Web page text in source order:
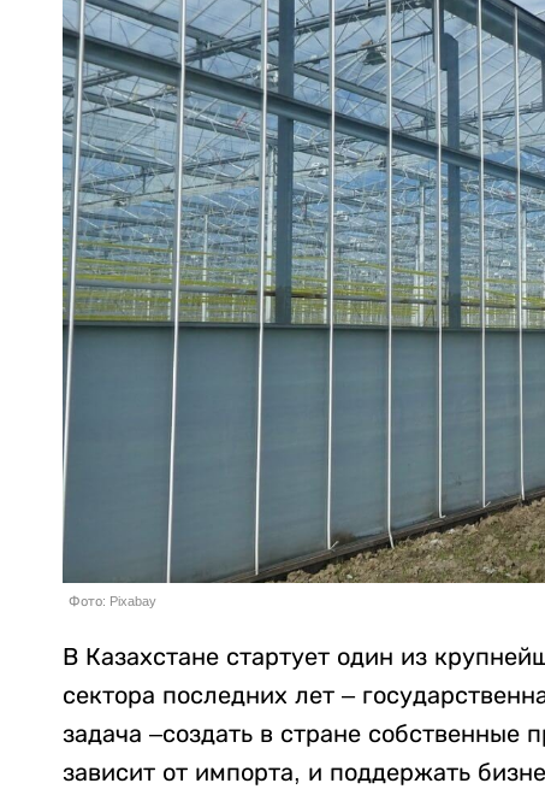
Фото: Pixabay
В Казахстане стартует один из
сектора последних лет –
задача –создать в стране собственные
зависит от импорта, и поддержать